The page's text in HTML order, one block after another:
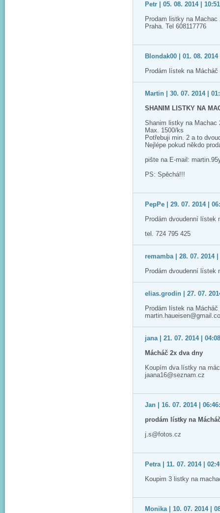
Petr | 05. 08. 2014 |
Prodam listky na
Praha. Tel 608117776
Blondak00 | 01. 08. 2014
Prodám lístek na
Martin | 30. 07. 2014 |
SHANIM LISTKY NA
Shanim listky na Machac
Max. 1500/ks
Potřebuji min. 2 a to
Nejlépe pokud někdo
pište na E-mail:
PS: Spěchá!!!
PepPe | 29. 07. 2014 |
Prodám dvoudenní lístek
tel. 724 795 425
remamba | 28. 07. 2014 |
Prodám dvoudenní lístek
elias.grodin | 27. 07.
Prodám lístek na
jana | 21. 07. 2014 |
Mácháč 2x dva dny
Koupím dva lístky na
jaana16@seznam.cz
Jan | 16. 07. 2014 |
prodám lístky na
j.s@fotos.cz
Petra | 11. 07. 2014 |
Koupim 3 listky na
Monika | 10. 07. 2014 |